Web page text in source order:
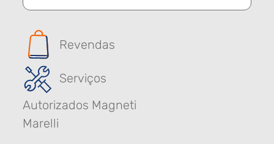
Revendas
Serviços
Autorizados Magneti
Marelli